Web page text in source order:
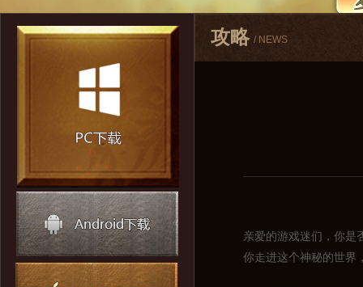
攻略 / NEWS
亲爱的游戏迷们，你是
你走进这个神秘的世界